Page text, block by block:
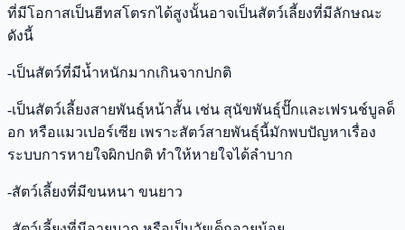
ที่มีโอกาสเป็นฮีทสโตรกได้สูงนั้นอาจเป็นสัตว์เลี้ยงที่มีลักษณะ
ดังนี้
-เป็นสัตว์ที่มีน้ำหนักมากเกินจากปกติ
-เป็นสัตว์เลี้ยงสายพันธุ์หน้าสั้น เช่น สุนัขพันธุ์ปั๊กและเฟรนช์บูลด็
อก หรือแมวเปอร์เซีย เพราะสัตว์สายพันธุ์นี้มักพบปัญหาเรื่อง
ระบบการหายใจผิกปกติ ทำให้หายใจได้ลำบาก
-สัตว์เลี้ยงที่มีขนหนา ขนยาว